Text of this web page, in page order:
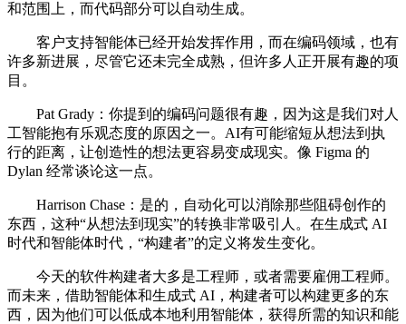
和范围上，而代码部分可以自动生成。
客户支持智能体已经开始发挥作用，而在编码领域，也有
许多新进展，尽管它还未完全成熟，但许多人正开展有趣的项
目。
Pat Grady：你提到的编码问题很有趣，因为这是我们对人
工智能抱有乐观态度的原因之一。AI有可能缩短从想法到执
行的距离，让创造性的想法更容易变成现实。像 Figma 的
Dylan 经常谈论这一点。
Harrison Chase：是的，自动化可以消除那些阻碍创作的
东西，这种“从想法到现实”的转换非常吸引人。在生成式 AI
时代和智能体时代，“构建者”的定义将发生变化。
今天的软件构建者大多是工程师，或者需要雇佣工程师。
而未来，借助智能体和生成式 AI，构建者可以构建更多的东
西，因为他们可以低成本地利用智能体，获得所需的知识和能